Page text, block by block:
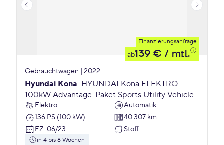
Finanzierungsanfrage
ab139 € / mtl.
Gebrauchtwagen | 2022
Hyundai Kona HYUNDAI Kona ELEKTRO
100kW Advantage-Paket Sports Utility Vehicle
Elektro
Automatik
136 PS (100 kW)
40.307 km
EZ: 06/23 Stoff
in 4 bis 8 Wochen